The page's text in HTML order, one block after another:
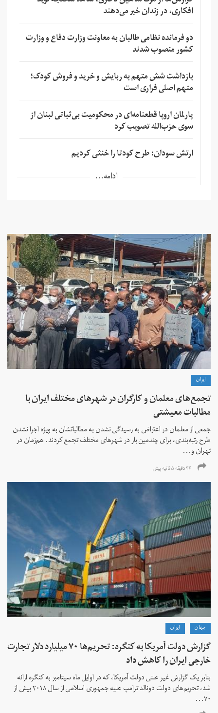
افکاری، در زندان خبر می‌دهند
دو فرمانده نظامی طالبان به معاونت وزارت دفاع و وزارت
کشور منصوب شدند
بازداشت شش متهم به ربایش و خرید و فروش کودک؛
متهم اصلی فراری است
پارلمان اروپا قطعنامه‌ای در محکومیت بی‌ثباتی لبنان از
سوی حزب‌الله تصویب کرد
ارتش سودان: طرح کودتا را خنثی کردیم
ادامه...
ايران
تجمع‌های معلمان و کارگران در شهرهای مختلف ایران با
مطالبات معیشتی
جمعی از معلمان در اعتراض به رسیدگی نشدن به مطالباتشان به ویژه اجرا نشدن
طرح رتبه‌بندی، برای چندمین بار در شهرهای مختلف تجمع کردند. هم‌زمان در
تهران و...
۳۶ دقیقه ۵ ثانیه پیش
جهان ايران
گزارش دولت آمریکا به کنگره: تحریم‌ها ۷۰ میلیارد دلار تجارت
خارجی ایران را کاهش داد
بنابر یک گزارش غیر علنی دولت آمریکا، که در اوایل ماه سپتامبر به کنگره ارائه
شد، تحریم‌های دولت دونالد ترامپ علیه جمهوری اسلامی از سال ۲۰۱۸ بیش از
۷۰...